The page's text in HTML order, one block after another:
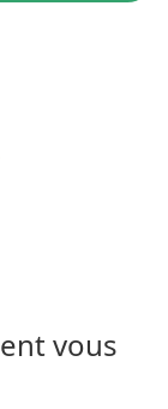
vous